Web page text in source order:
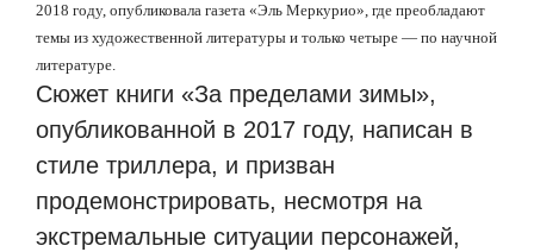
2018 году, опубликовала газета «Эль Меркурио», где преобладают
темы из художественной литературы и только четыре — по научной
литературе.
Сюжет книги «За пределами зимы»,
опубликованной в 2017 году, написан в
стиле триллера, и призван
продемонстрировать, несмотря на
экстремальные ситуации персонажей,